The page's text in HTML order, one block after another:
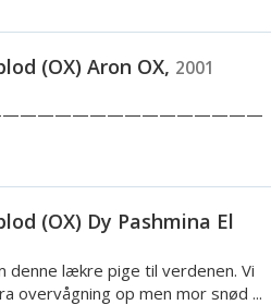
(OX) Aron OX, 2001
(OX) Dy Pashmina El
denne lækre pige til verdenen. Vi
overvågning op men mor snød ...